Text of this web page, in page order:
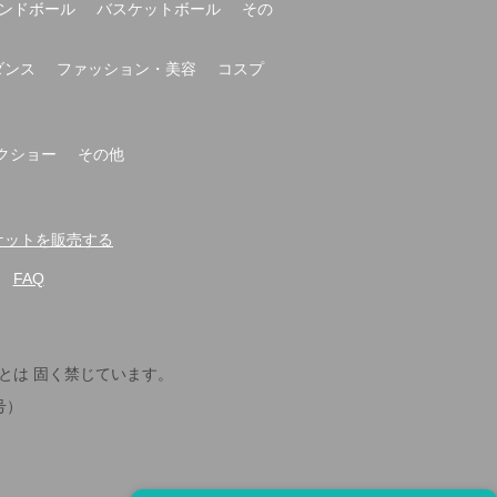
ドボール バスケットボール その
ンス ファッション・美容 コスプ
ショー その他
トを販売する
FAQ
固く禁じています。